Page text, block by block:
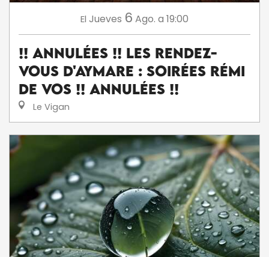
El Jueves 6 Ago. a 19:00
!! ANNULÉES !! Les Rendez-
Vous d'Aymare : Soirées Rémi
De Vos !! ANNULÉES !!
Le Vigan